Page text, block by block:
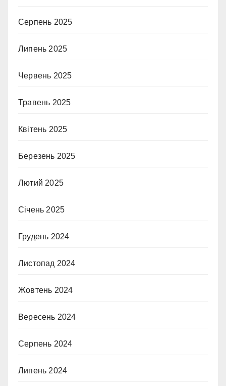
Серпень 2025
Липень 2025
Червень 2025
Травень 2025
Квітень 2025
Березень 2025
Лютий 2025
Січень 2025
Грудень 2024
Листопад 2024
Жовтень 2024
Вересень 2024
Серпень 2024
Липень 2024